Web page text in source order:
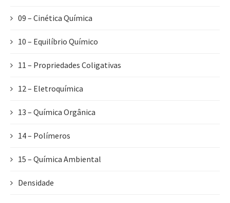
09 – Cinética Química
10 – Equilíbrio Químico
11 – Propriedades Coligativas
12 – Eletroquímica
13 – Química Orgânica
14 – Polímeros
15 – Química Ambiental
Densidade